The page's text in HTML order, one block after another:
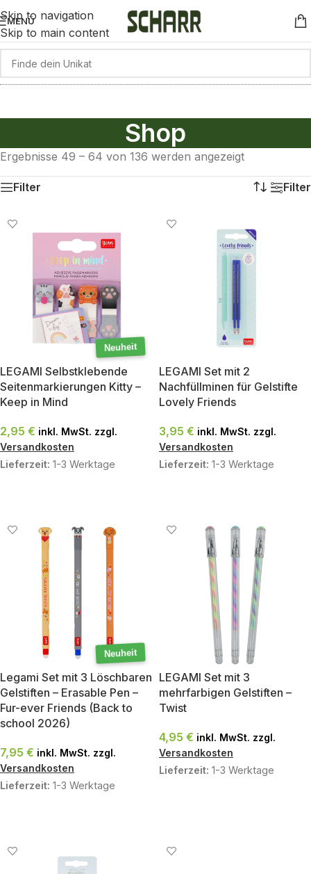
Skip to navigation
Skip to main content
MENÜ
Shop
Ergebnisse 49 – 64 von 136 werden angezeigt
Filter Filter
Neuheit
LEGAMI Selbstklebende
Seitenmarkierungen Kitty –
Keep in Mind
2,95 € inkl. MwSt. zzgl.
Versandkosten
Lieferzeit: 1-3 Werktage
LEGAMI Set mit 2
Nachfüllminen für Gelstifte
Lovely Friends
3,95 € inkl. MwSt. zzgl.
Versandkosten
Lieferzeit: 1-3 Werktage
Neuheit
Legami Set mit 3 Löschbaren
Gelstiften – Erasable Pen –
Fur-ever Friends (Back to
school 2026)
7,95 € inkl. MwSt. zzgl.
Versandkosten
Lieferzeit: 1-3 Werktage
LEGAMI Set mit 3
mehrfarbigen Gelstiften –
Twist
4,95 € inkl. MwSt. zzgl.
Versandkosten
Lieferzeit: 1-3 Werktage